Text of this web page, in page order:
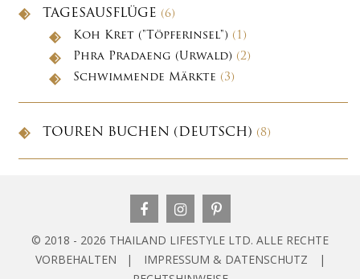
TAGESAUSFLÜGE (6)
Koh Kret ("Töpferinsel") (1)
Phra Pradaeng (Urwald) (2)
Schwimmende Märkte (3)
TOUREN BUCHEN (DEUTSCH) (8)
© 2018 - 2026 THAILAND LIFESTYLE LTD. ALLE RECHTE
VORBEHALTEN |
IMPRESSUM & DATENSCHUTZ
|